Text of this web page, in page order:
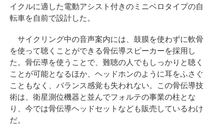
イクルに適した電動アシスト付きのミニベロタイプの自
転車を自前で設計した。
サイクリング中の音声案内には、鼓膜を使わずに軟骨
を使って聴くことができる骨伝導スピーカーを採用し
た。骨伝導を使うことで、難聴の人でもしっかりと聴く
ことが可能となるほか、ヘッドホンのように耳をふさぐ
こともなく、バランス感覚も失われない。この骨伝導技
術は、衛星測位機器と並んでフォルテの事業の柱とな
り、今では骨伝導ヘッドセットなども販売しているわけ
だ。